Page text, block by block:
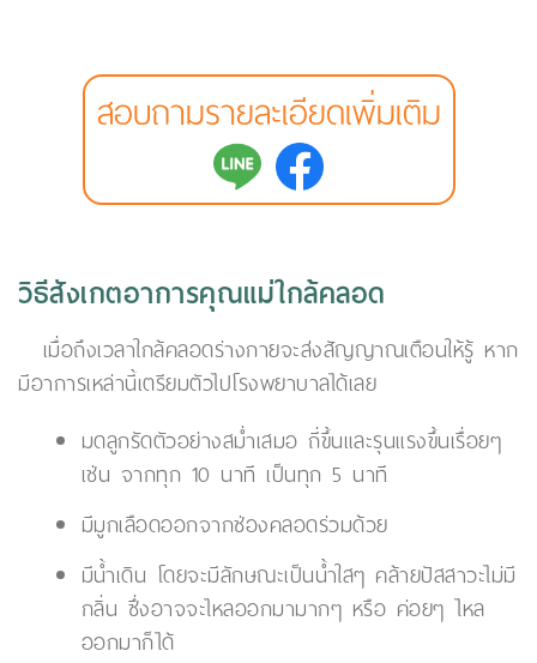
สอบถามรายละเอียดเพิ่มเติม
วิธีสังเกตอาการคุณแม่ใกล้คลอด
เมื่อถึงเวลาใกล้คลอดร่างกายจะส่งสัญญาณเตือนให้รู้ หาก
มีอาการเหล่านี้เตรียมตัวไปโรงพยาบาลได้เลย
มดลูกรัดตัวอย่างสม่ำเสมอ ถี่ขึ้นและรุนแรงขึ้นเรื่อยๆ
เช่น จากทุก 10 นาที เป็นทุก 5 นาที
มีมูกเลือดออกจากช่องคลอดร่วมด้วย
มีน้ำเดิน โดยจะมีลักษณะเป็นน้ำใสๆ คล้ายปัสสาวะไม่มี
กลิ่น ซึ่งอาจจะไหลออกมามากๆ หรือ ค่อยๆ ไหล
ออกมาก็ได้